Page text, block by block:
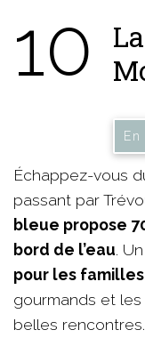
10
Échappez-vous
passant par
bleue propose
bord de l’eau.
pour les familles
gourmands et
belles